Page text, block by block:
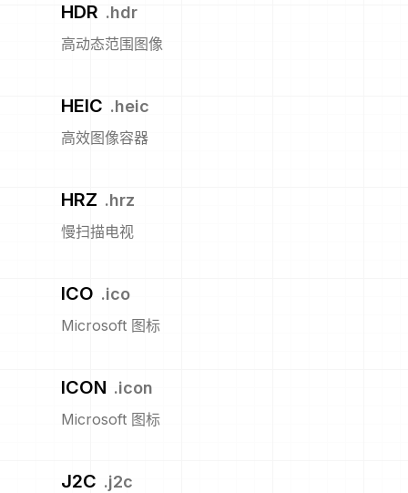
HDR .hdr
高动态范围图像
HEIC .heic
高效图像容器
HRZ .hrz
慢扫描电视
ICO .ico
Microsoft 图标
ICON .icon
Microsoft 图标
J2C .j2c